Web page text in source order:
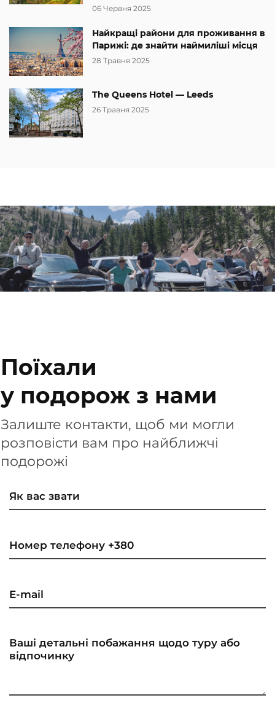
06 Червня 2025
Найкращі райони для проживання в
Парижі: де знайти наймиліші місця
28 Травня 2025
The Queens Hotel — Leeds
26 Травня 2025
Поїхали
у подорож з нами
Залиште контакти, щоб ми могли
розповісти вам про найближчі
подорожі